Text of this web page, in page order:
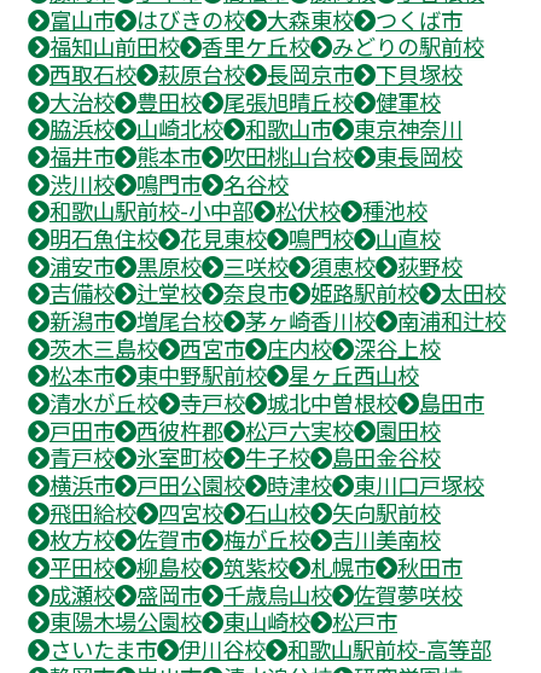
富山市
はびきの校 大森東校
つくば市
福知山前田校
香里ケ丘校
みどりの駅前校
西取石校
萩原台校 長岡京市
下貝塚校
大治校
豊田校 尾張旭晴丘校
健軍校
脇浜校
山崎北校 和歌山市
東京神奈川
福井市
熊本市 吹田桃山台校
東長岡校
渋川校
鳴門市
名谷校
和歌山駅前校-小中部
松伏校
種池校
明石魚住校
花見東校 鳴門校
山直校
浦安市
黒原校 三咲校 須恵校
荻野校
吉備校
辻堂校 奈良市 姫路駅前校
太田校
新潟市
増尾台校 茅ヶ崎香川校
南浦和辻校
茨木三島校
西宮市 庄内校
深谷上校
松本市
東中野駅前校
星ヶ丘西山校
清水が丘校
寺戸校 城北中曽根校
島田市
戸田市
西彼杵郡 松戸六実校
園田校
青戸校
氷室町校 牛子校
島田金谷校
横浜市
戸田公園校 時津校
東川口戸塚校
飛田給校
四宮校 石山校
矢向駅前校
枚方校
佐賀市 梅が丘校
吉川美南校
平田校
柳島校 筑紫校 札幌市
秋田市
成瀬校
盛岡市 千歳烏山校
佐賀夢咲校
東陽木場公園校
東山崎校
松戸市
さいたま市
伊川谷校
和歌山駅前校-高等部